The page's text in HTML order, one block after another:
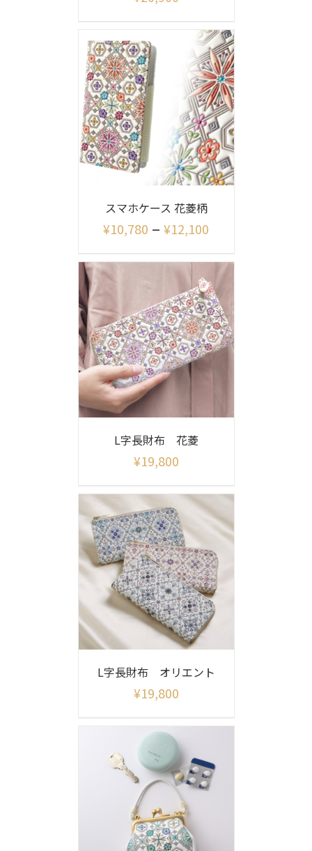
スマホケース 花菱柄
¥10,780 – ¥12,100
L字長財布 花菱
¥19,800
L字長財布 オリエント
¥19,800